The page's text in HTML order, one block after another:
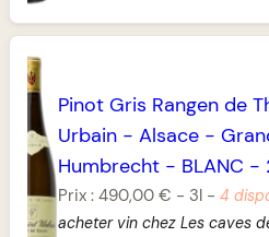
Pinot Gris Rangen de
Urbain- Alsace-
Humbrecht- BLANC -
Prix : 490,00 € - 3l- 4
acheter vin chez Les caves